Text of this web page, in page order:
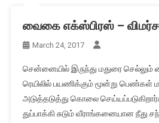
வைகை எக்ஸ்பிரஸ் –
March 24, 2017
சென்னையில் இருந்து மதுரை
ரெயிலில் பயணிக்கும் மூன்று பெண்கள்
அடுத்தடுத்து கொலை
துப்பாக்கி சுடும் வீராங்கனையான நீது